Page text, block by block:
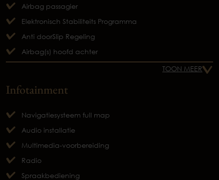
Airbag passagier
Elektronisch Stabiliteits Programma
Anti doorSlip Regeling
Airbag(s) hoofd achter
TOON MEER
Infotainment
Navigatiesysteem full map
Audio installatie
Multimedia-voorbereiding
Radio
Spraakbediening